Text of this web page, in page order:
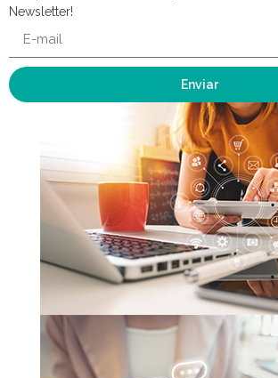
Newsletter!
Enviar